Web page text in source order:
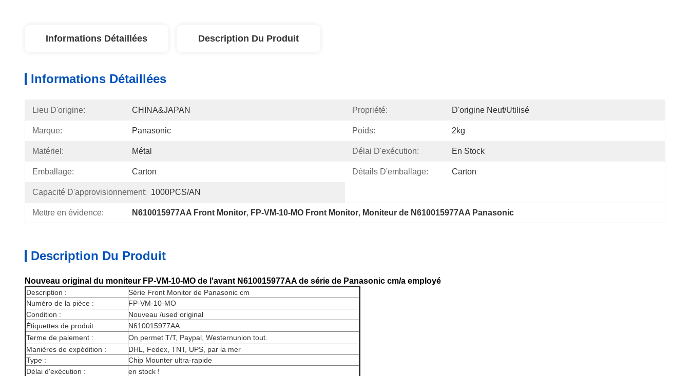
Informations Détaillées Description Du Produit
Informations Détaillées
Lieu D'origine: CHINA&JAPAN Propriété: D'origine Neuf/utilisé
Marque: Panasonic Poids: 2kg
Matériel: Métal Délai D'exécution: En Stock
Emballage: Carton Détails D'emballage: Carton
Capacité D'approvisionnement: 1000PCS/AN
Mettre en évidence: N610015977AA Front Monitor, FP-VM-10-MO Front Monitor, Moniteur de N610015977AA Panasonic
Description Du Produit
Nouveau original du moniteur FP-VM-10-MO de l'avant N610015977AA de série de Panasonic cm/a employé
Description : Série Front Monitor de Panasonic cm
Numéro de la pièce :
FP-VM-10-MO
Condition :
Nouveau /used original
Étiquettes de produit :
N610015977AA
Terme de paiement :
On permet T/T, Paypal, Westernunion tout.
Manières de expédition :
DHL, Fedex, TNT, UPS, par la mer
Type :
Chip Mounter ultra-rapide
Délai d'exécution :
en stock !